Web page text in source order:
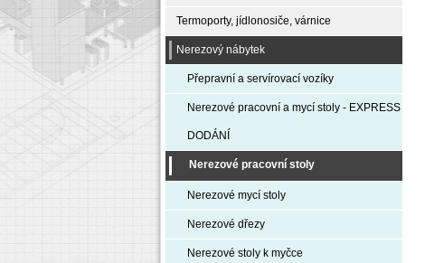
Termoporty, jídlonosiče, várnice
Nerezový nábytek
Přepravní a servírovací vozíky
Nerezové pracovní a mycí stoly - EXPRESS
DODÁNÍ
Nerezové pracovní stoly
Nerezové mycí stoly
Nerezové dřezy
Nerezové stoly k myčce